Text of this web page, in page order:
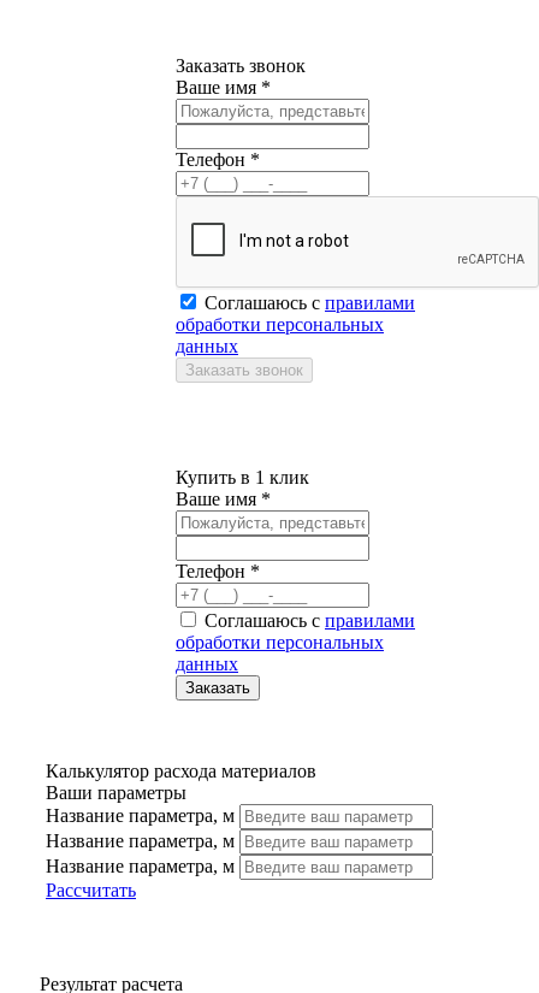
Заказать звонок
Ваше имя *
Телефон *
Соглашаюсь с правилами
обработки персональных
данных
Купить в 1 клик
Ваше имя *
Телефон *
Соглашаюсь с правилами
обработки персональных
данных
Калькулятор расхода материалов
Ваши параметры
Название параметра, м
Название параметра, м
Название параметра, м
Рассчитать
Результат расчета